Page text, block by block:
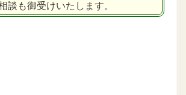
談も御受けいたします。